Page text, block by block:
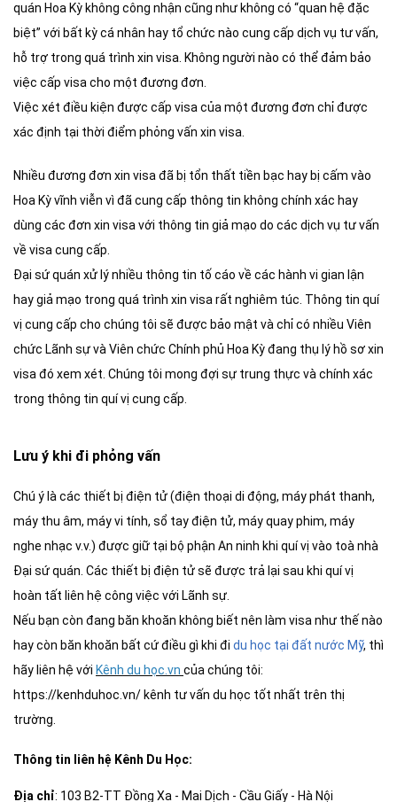
quán Hoa Kỳ không công nhận cũng như không có “quan hệ đặc
biệt” với bất kỳ cá nhân hay tổ chức nào cung cấp dịch vụ tư vấn,
hỗ trợ trong quá trình xin visa. Không người nào có thể đảm bảo
việc cấp visa cho một đương đơn.
Việc xét điều kiện được cấp visa của một đương đơn chỉ được
xác định tại thời điểm phỏng vấn xin visa.
Nhiều đương đơn xin visa đã bị tổn thất tiền bạc hay bị cấm vào
Hoa Kỳ vĩnh viễn vì đã cung cấp thông tin không chính xác hay
dùng các đơn xin visa với thông tin giả mạo do các dịch vụ tư vấn
về visa cung cấp.
Đại sứ quán xử lý nhiều thông tin tố cáo về các hành vi gian lận
hay giả mạo trong quá trình xin visa rất nghiêm túc. Thông tin quí
vị cung cấp cho chúng tôi sẽ được bảo mật và chỉ có nhiều Viên
chức Lãnh sự và Viên chức Chính phủ Hoa Kỳ đang thụ lý hồ sơ xin
visa đó xem xét. Chúng tôi mong đợi sự trung thực và chính xác
trong thông tin quí vị cung cấp.
Lưu ý khi đi phỏng vấn
Chú ý là các thiết bị điện tử (điện thoại di động, máy phát thanh,
máy thu âm, máy vi tính, sổ tay điện tử, máy quay phim, máy
nghe nhạc v.v.) được giữ tại bộ phận An ninh khi quí vị vào toà nhà
Đại sứ quán. Các thiết bị điện tử sẽ được trả lại sau khi quí vị
hoàn tất liên hệ công việc với Lãnh sự.
Nếu bạn còn đang băn khoăn không biết nên làm visa như thế nào
hay còn băn khoăn bất cứ điều gì khi đi du học tại đất nước Mỹ, thì
hãy liên hệ với Kênh du học.vn của chúng tôi:
https://kenhduhoc.vn/ kênh tư vấn du học tốt nhất trên thị
trường.
Thông tin liên hệ Kênh Du Học:
Địa chỉ: 103 B2-TT Đồng Xa - Mai Dịch - Cầu Giấy - Hà Nội